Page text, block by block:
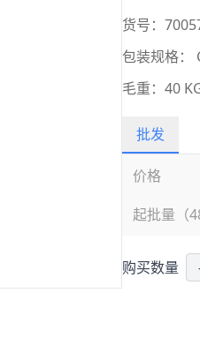
货号：
包装规格：
毛重：40
批发
价格
起批量（
购买数量